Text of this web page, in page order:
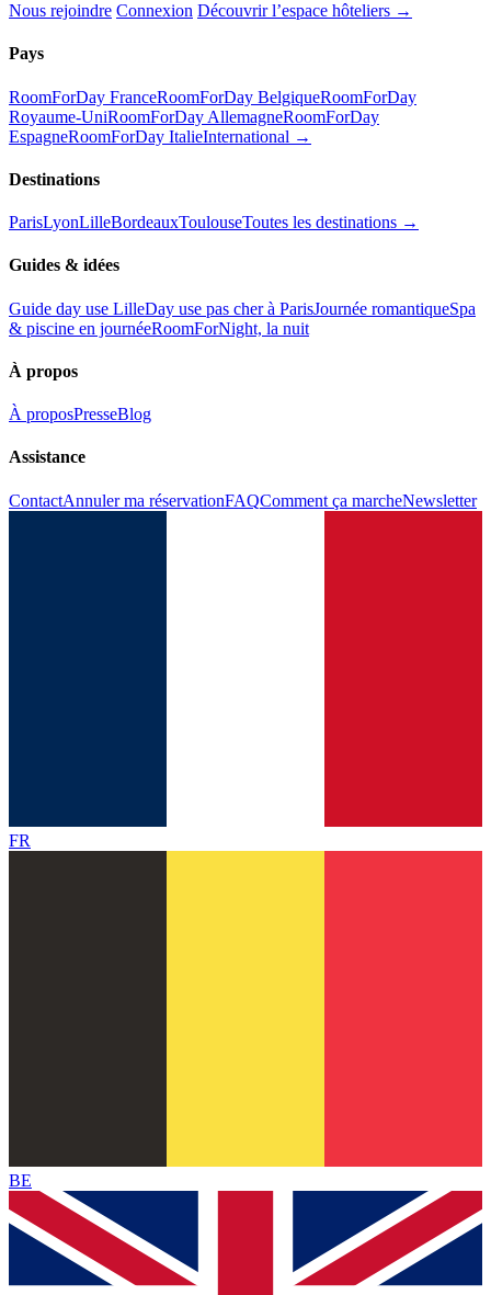
Nous rejoindre Connexion Découvrir l’espace hôteliers →
Pays
RoomForDay FranceRoomForDay BelgiqueRoomForDay
Royaume-UniRoomForDay AllemagneRoomForDay
EspagneRoomForDay ItalieInternational →
Destinations
ParisLyonLilleBordeauxToulouseToutes les destinations →
Guides & idées
Guide day use LilleDay use pas cher à ParisJournée romantiqueSpa
& piscine en journéeRoomForNight, la nuit
À propos
À proposPresseBlog
Assistance
ContactAnnuler ma réservationFAQComment ça marcheNewsletter
FR
BE